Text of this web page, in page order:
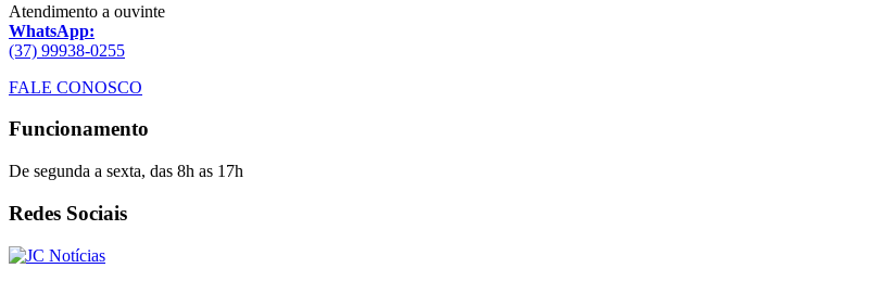
Atendimento a ouvinte
WhatsApp:
(37) 99938-0255
FALE CONOSCO
Funcionamento
De segunda a sexta, das 8h as 17h
Redes Sociais